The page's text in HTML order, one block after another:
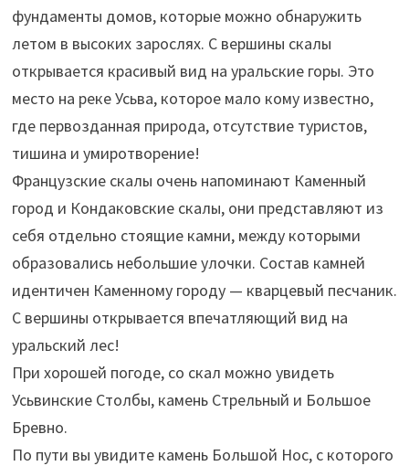
фундаменты домов, которые можно обнаружить
летом в высоких зарослях. С вершины скалы
открывается красивый вид на уральские горы. Это
место на реке Усьва, которое мало кому известно,
где первозданная природа, отсутствие туристов,
тишина и умиротворение!
Французские скалы очень напоминают Каменный
город и Кондаковские скалы, они представляют из
себя отдельно стоящие камни, между которыми
образовались небольшие улочки. Состав камней
идентичен Каменному городу — кварцевый песчаник.
С вершины открывается впечатляющий вид на
уральский лес!
При хорошей погоде, со скал можно увидеть
Усьвинские Столбы, камень Стрельный и Большое
Бревно.
По пути вы увидите камень Большой Нос, с которого